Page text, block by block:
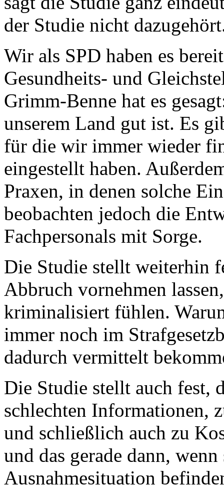
der Studie nicht
Wir als SPD haben es
Gesundheits- und
Grimm-Benne hat es
unserem Land gut ist. Es
für die wir immer wieder
eingestellt haben.
Praxen, in denen solche
beobachten jedoch die
Fachpersonals mit Sorge.
Die Studie stellt weiterhin
Abbruch vornehmen
kriminalisiert fühlen.
immer noch im
dadurch vermittelt
Die Studie stellt auch fest,
schlechten Informationen,
und schließlich auch zu
und das gerade dann,
Ausnahmesituation